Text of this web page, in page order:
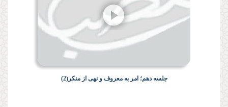
جلسه دهم؛ امر به معروف و نهى از منكر(2)